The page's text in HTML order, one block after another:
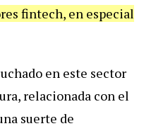
fintech, en especial
en este sector
relacionada con el
suerte de